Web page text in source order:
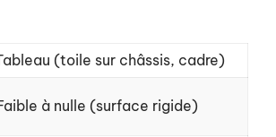
(toile sur châssis, cadre)
à nulle (surface rigide)